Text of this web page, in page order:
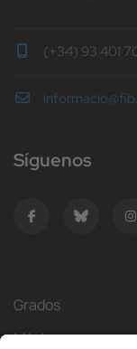
(+34) 93 401
Síguenos
Grados
Másteres